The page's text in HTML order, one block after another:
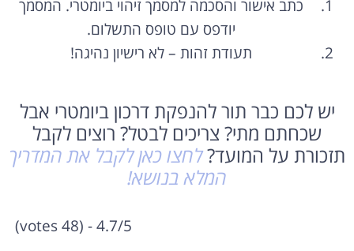
כתב אישור והסכמה למסמך זיהוי ביומטרי. המסמך
יודפס עם טופס התשלום.
תעודת זהות – לא רישיון נהיגה!
יש לכם כבר תור להנפקת דרכון ביומטרי אבל
שכחתם מתי? צריכים לבטל? רוצים לקבל
תזכורת על המועד?לחצו כאן לקבל את המדריך
המלא בנושא!
4.7/5 - (48 votes)